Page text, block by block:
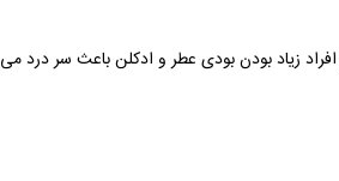
زیاد بودن بودی عطر و ادکلن باعث سر درد می